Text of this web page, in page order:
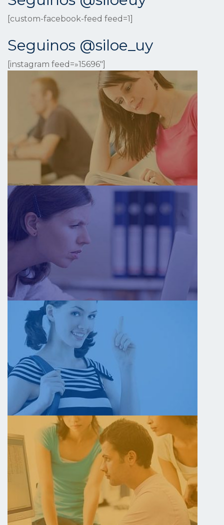
[custom-facebook-feed feed=1]
Seguinos @siloe_uy
[instagram feed=»15696″]